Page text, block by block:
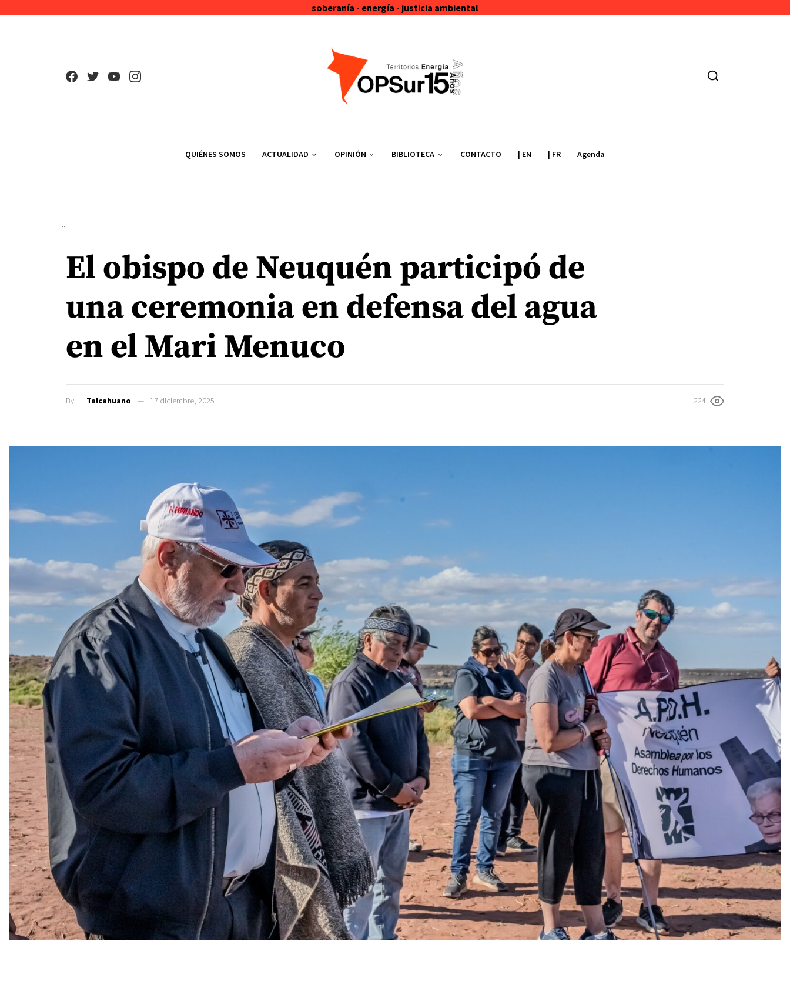
soberanía - energía - justicia ambiental
QUIÉNES SOMOS ACTUALIDAD OPINIÓN BIBLIOTECA CONTACTO | EN | FR Agenda
El obispo de Neuquén participó de
una ceremonia en defensa del agua
en el Mari Menuco
By Talcahuano 17 diciembre, 2025 224